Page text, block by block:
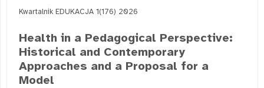
Kwartalnik EDUKACJA 1(176) 2026
Health in a Pedagogical Perspective:
Historical and Contemporary
Approaches and a Proposal for a
Model